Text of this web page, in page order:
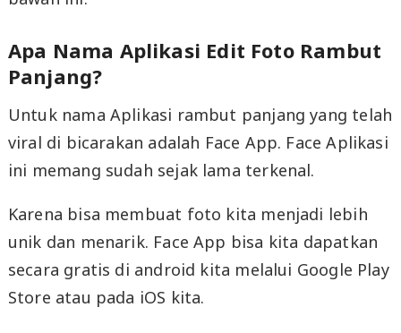
Apa Nama Aplikasi Edit Foto Rambut
Panjang?
Untuk nama Aplikasi rambut panjang yang telah
viral di bicarakan adalah Face App. Face Aplikasi
ini memang sudah sejak lama terkenal.
Karena bisa membuat foto kita menjadi lebih
unik dan menarik. Face App bisa kita dapatkan
secara gratis di android kita melalui Google Play
Store atau pada iOS kita.